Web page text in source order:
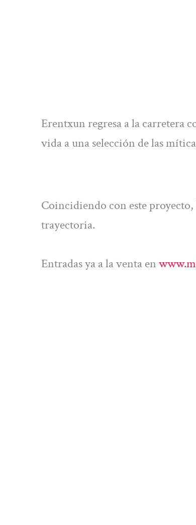
Erentxun regresa a la carretera
vida a una selección de las
Coincidiendo con este
trayectoria.
Entradas ya a la venta en